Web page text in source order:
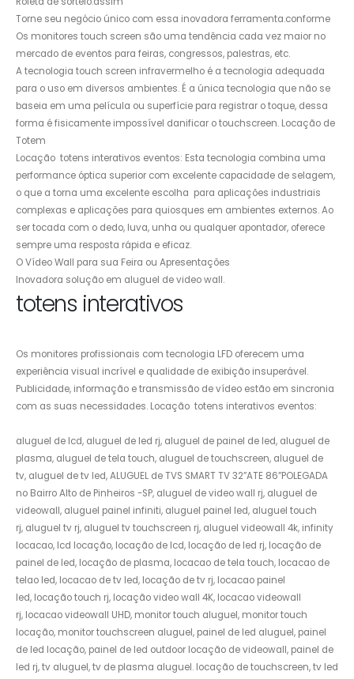
Torne seu negócio único com essa inovadora ferramenta.conforme
Os monitores touch screen são uma tendência cada vez maior no
mercado de eventos para feiras, congressos, palestras, etc.
A tecnologia touch screen infravermelho é a tecnologia adequada
para o uso em diversos ambientes. É a única tecnologia que não se
baseia em uma película ou superfície para registrar o toque, dessa
forma é fisicamente impossível danificar o touchscreen. Locação de
Totem
Locação totens interativos eventos: Esta tecnologia combina uma
performance óptica superior com excelente capacidade de selagem,
o que a torna uma excelente escolha para aplicações industriais
complexas e aplicações para quiosques em ambientes externos. Ao
ser tocada com o dedo, luva, unha ou qualquer apontador, oferece
sempre uma resposta rápida e eficaz.
O Vídeo Wall para sua Feira ou Apresentações
Inovadora solução em aluguel de video wall.
totens interativos
Os monitores profissionais com tecnologia LFD oferecem uma
experiência visual incrível e qualidade de exibição insuperável.
Publicidade, informação e transmissão de vídeo estão em sincronia
com as suas necessidades. Locação totens interativos eventos:
aluguel de lcd, aluguel de led rj, aluguel de painel de led, aluguel de
plasma, aluguel de tela touch, aluguel de touchscreen, aluguel de
tv, aluguel de tv led, ALUGUEL de TVS SMART TV 32”ATE 86”POLEGADA
no Bairro‎ Alto de Pinheiros‎ -SP, aluguel de video wall rj, aluguel de
videowall, aluguel painel infiniti, aluguel painel led, aluguel touch
rj, aluguel tv rj, aluguel tv touchscreen rj, aluguel videowall 4k, infinity
locacao, lcd locação, locação de lcd, locação de led rj, locação de
painel de led, locação de plasma, locacao de tela touch, locacao de
telao led, locacao de tv led, locação de tv rj, locacao painel
led, locação touch rj, locação video wall 4K, locacao videowall
rj, locacao videowall UHD, monitor touch aluguel, monitor touch
locação, monitor touchscreen aluguel, painel de led aluguel, painel
de led locação, painel de led outdoor locação de videowall, painel de
led rj, tv aluguel, tv de plasma aluguel. locação de touchscreen, tv led